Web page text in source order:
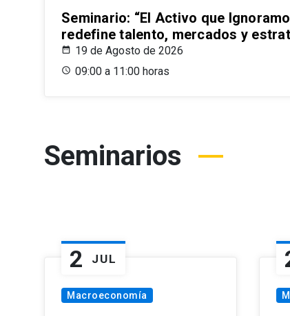
Seminario: “El Activo que
redefine talento, mercados y
19 de Agosto de 2026
09:00 a 11:00 horas
Seminarios
2 JUL
Macroeconomía